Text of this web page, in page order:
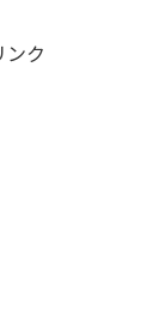
ンク